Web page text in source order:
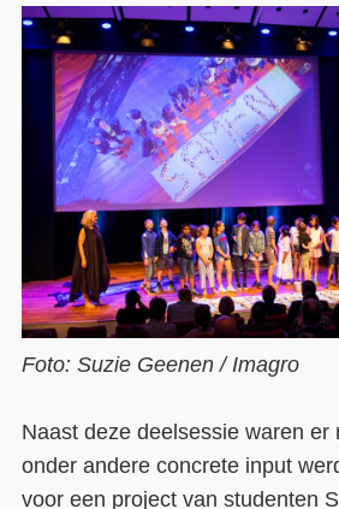
Foto: Suzie Geenen / Imagro
Naast deze deelsessie waren er
onder andere concrete input
vooreen project van studenten